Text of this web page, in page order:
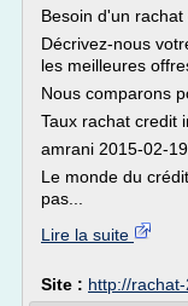
Besoin d'un
Décrivez-nous
les meilleures
Nous comparons
Taux rachat credit
amrani 2015-02-
Le monde du
pas...
Lire la suite
Site : http://